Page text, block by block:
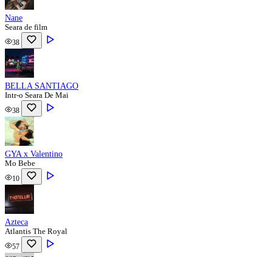
Nane
Seara de film
38
BELLA SANTIAGO
Intr-o Seara De Mai
38
GYA x Valentino
Mo Bebe
10
Azteca
Atlantis The Royal
57